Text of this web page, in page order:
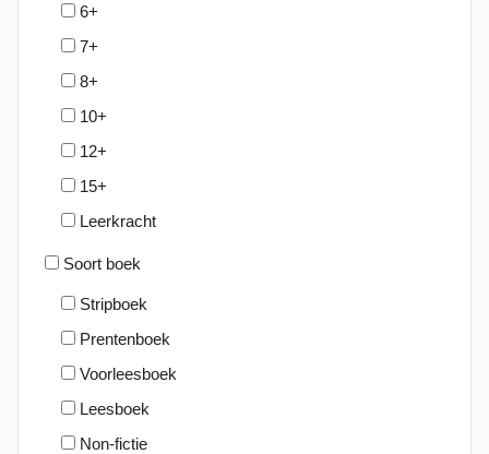
6+
7+
8+
10+
12+
15+
Leerkracht
Soort boek
Stripboek
Prentenboek
Voorleesboek
Leesboek
Non-fictie